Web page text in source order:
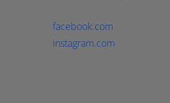
facebook.com
instagram.com